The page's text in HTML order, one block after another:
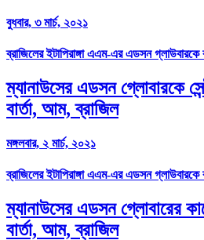
বুধবার, ৩ মার্চ, ২০২১
ব্রাজিলের ইটাপিরাঙ্গা এএম-এর এডসন গ্লাউবারকে
ম্যানাউসের এডসন গ্লোবারকে
বার্তা, আম, ব্রাজিল
মঙ্গলবার, ২ মার্চ, ২০২১
ব্রাজিলের ইটাপিরাঙ্গা এএম-এর এডসন গ্লাউবারকে
ম্যানাউসের এডসন গ্লোবারের
বার্তা, আম, ব্রাজিল